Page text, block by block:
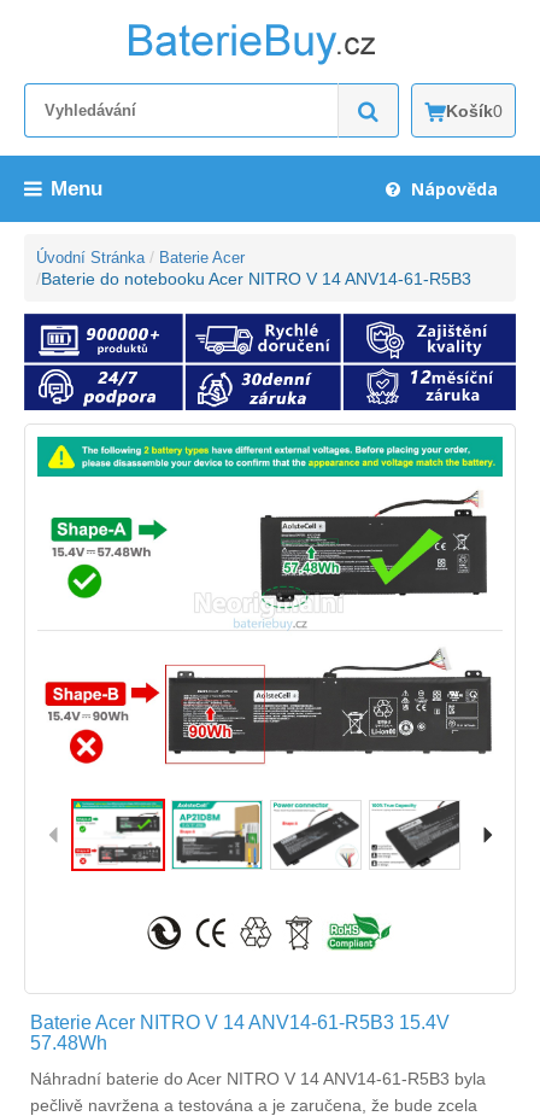
Košík0
Menu Nápověda
Úvodní Stránka Baterie Acer
Baterie do notebooku Acer NITRO V 14 ANV14-61-R5B3
Baterie Acer NITRO V 14 ANV14-61-R5B3 15.4V
57.48Wh
Náhradní baterie do Acer NITRO V 14 ANV14-61-R5B3 byla
pečlivě navržena a testována a je zaručena, že bude zcela